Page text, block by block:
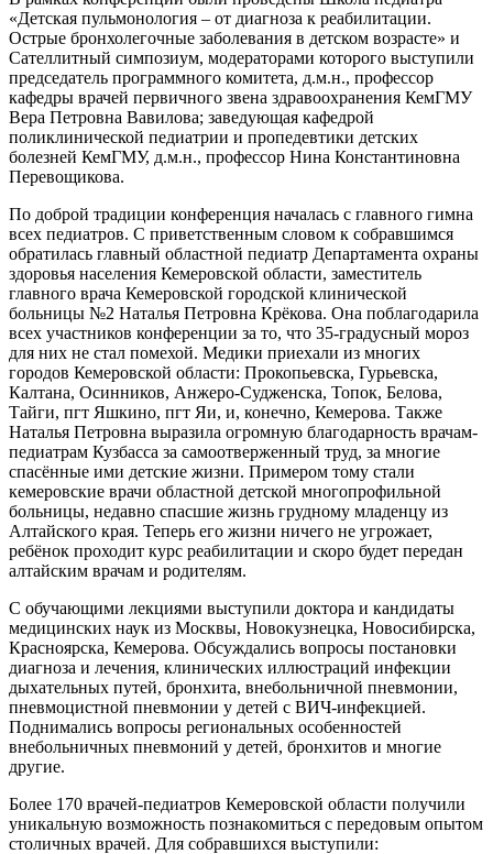
«Детская пульмонология – от диагноза к реабилитации.
Острые бронхолегочные заболевания в детском возрасте» и
Сателлитный симпозиум, модераторами которого выступили
председатель программного комитета, д.м.н., профессор
кафедры врачей первичного звена здравоохранения КемГМУ
Вера Петровна Вавилова; заведующая кафедрой
поликлинической педиатрии и пропедевтики детских
болезней КемГМУ, д.м.н., профессор Нина Константиновна
Перевощикова.
По доброй традиции конференция началась с главного гимна
всех педиатров. С приветственным словом к собравшимся
обратилась главный областной педиатр Департамента охраны
здоровья населения Кемеровской области, заместитель
главного врача Кемеровской городской клинической
больницы №2 Наталья Петровна Крёкова. Она поблагодарила
всех участников конференции за то, что 35-градусный мороз
для них не стал помехой. Медики приехали из многих
городов Кемеровской области: Прокопьевска, Гурьевска,
Калтана, Осинников, Анжеро-Судженска, Топок, Белова,
Тайги, пгт Яшкино, пгт Яи, и, конечно, Кемерова. Также
Наталья Петровна выразила огромную благодарность врачам-
педиатрам Кузбасса за самоотверженный труд, за многие
спасённые ими детские жизни. Примером тому стали
кемеровские врачи областной детской многопрофильной
больницы, недавно спасшие жизнь грудному младенцу из
Алтайского края. Теперь его жизни ничего не угрожает,
ребёнок проходит курс реабилитации и скоро будет передан
алтайским врачам и родителям.
С обучающими лекциями выступили доктора и кандидаты
медицинских наук из Москвы, Новокузнецка, Новосибирска,
Красноярска, Кемерова. Обсуждались вопросы постановки
диагноза и лечения, клинических иллюстраций инфекции
дыхательных путей, бронхита, внебольничной пневмонии,
пневмоцистной пневмонии у детей с ВИЧ-инфекцией.
Поднимались вопросы региональных особенностей
внебольничных пневмоний у детей, бронхитов и многие
другие.
Более 170 врачей-педиатров Кемеровской области получили
уникальную возможность познакомиться с передовым опытом
столичных врачей. Для собравшихся выступили: